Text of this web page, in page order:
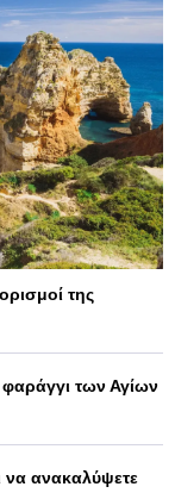
της
των Αγίων
να ανακαλύψετε